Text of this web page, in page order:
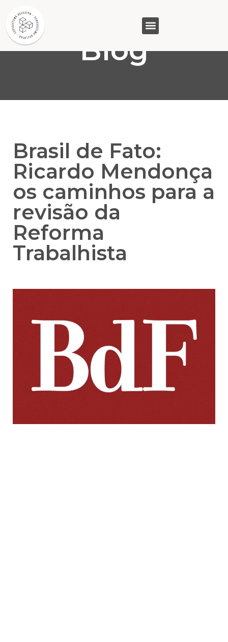
Blog
Brasil de Fato:
Ricardo Mendonça
os caminhos para a
revisão da
Reforma
Trabalhista